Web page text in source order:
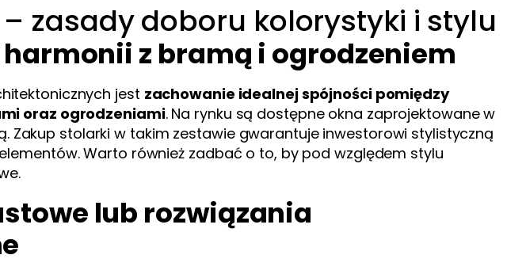
zasady doboru kolorystyki i stylu
z bramą i ogrodzeniem
jest zachowanie idealnej spójności pomiędzy
oraz ogrodzeniami. Na rynku są dostępne okna zaprojektowane w
Zakup stolarki w takim zestawie gwarantuje inwestorowi stylistyczną
Warto również zadbać o to, by pod względem stylu
lub rozwiązania